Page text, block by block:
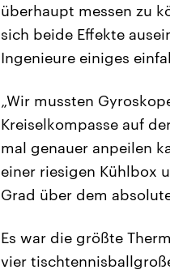
überhaupt messen zu
sich beide Effekte
Ingenieure einiges
„Wir mussten
Kreiselkompasse auf
mal genauer anpeilen
einer riesigen Kühlbox
Grad über dem
Es war die größte
vier